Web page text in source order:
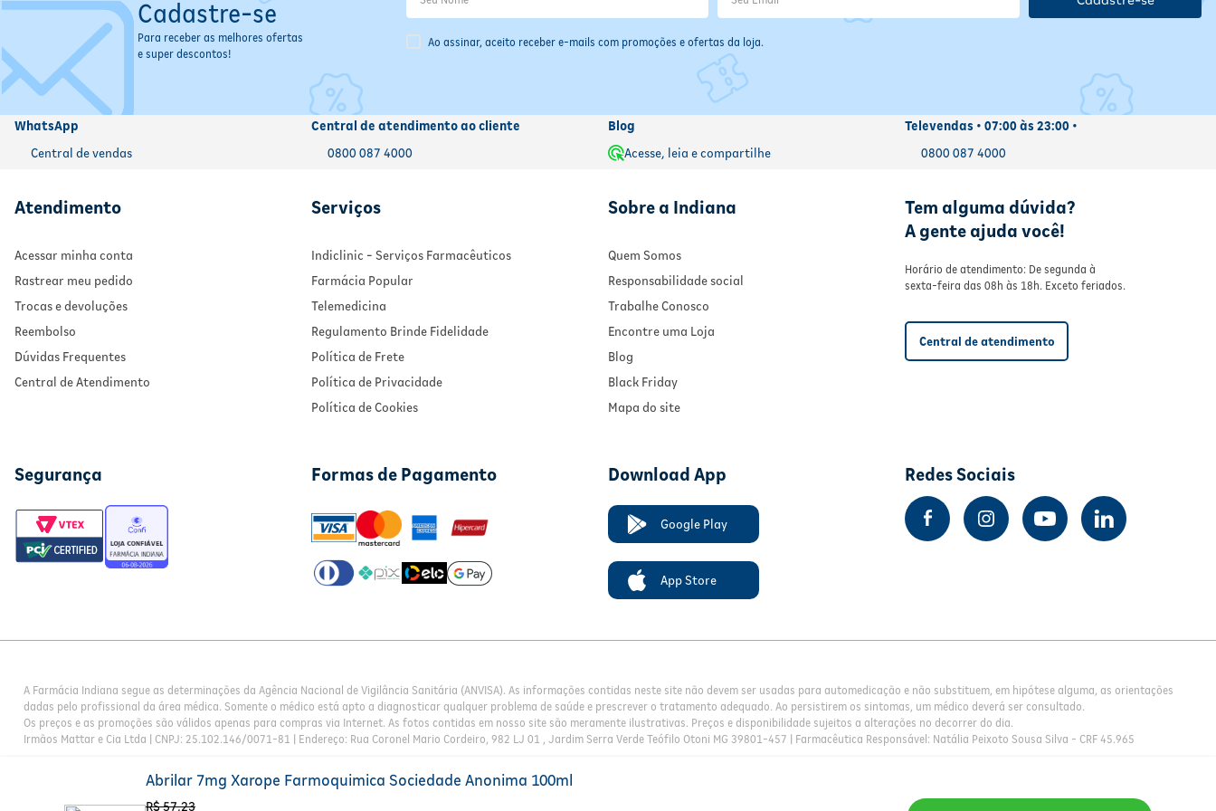
- Dose próxima: Se já estiver perto do horário da
próxima dose, pule a dose esquecida e retome o horário
- Nunca dobre a dose: Não tome duas doses ao mesmo
tempo para compensar o esquecimento — isso pode
causar efeitos adversos.
- Dúvidas persistentes: Em caso de dúvida, consulte o
Abrilar 7mg Xarope Farmoquimica Sociedade Anonima 100ml
R$57,23
- Lembre assim que possível: Se ainda falta bastante tempo para a próxima dose, tome o medicamento assim que lembrar.
- Dose próxima: Se já estiver perto do horário da próxima dose, pule a dose esquecida e retome o horário habitual.
- Nunca dobre a dose: Não tome duas doses ao mesmo tempo para compensar o esquecimento — isso pode causar efeitos adversos.
- Dúvidas persistentes: Em caso de dúvida, consulte o farmacêutico ou médico responsável antes de continuar o tratamento.
Cadastre-se
Para receber as melhores ofertas
e super descontos!
Ao assinar, aceito receber e-mails com promoções e ofertas da loja.
WhatsApp
Central de vendas
Central de atendimento ao cliente
0800 087 4000
Blog
Acesse, leia e compartilhe
Televendas • 07:00 às 23:00 •
0800 087 4000
Atendimento
Acessar minha conta
Rastrear meu pedido
Trocas e devoluções
Reembolso
Dúvidas Frequentes
Central de Atendimento
Serviços
Indiclinic - Serviços Farmacêuticos
Farmácia Popular
Telemedicina
Regulamento Brinde Fidelidade
Política de Frete
Política de Privacidade
Política de Cookies
Sobre a Indiana
Quem Somos
Responsabilidade social
Trabalhe Conosco
Encontre uma Loja
Blog
Black Friday
Mapa do site
Tem alguma dúvida?
A gente ajuda você!
Horário de atendimento: De segunda à
sexta-feira das 08h às 18h. Exceto feriados.
Central de atendimento
Segurança Formas de Pagamento Download App
Google Play
App Store
Redes Sociais
A Farmácia Indiana segue as determinações da Agência Nacional de Vigilância Sanitária (ANVISA). As informações contidas neste site não devem ser usadas para automedicação e não substituem, em hipótese alguma, as orientações
dadas pelo profissional da área médica. Somente o médico está apto a diagnosticar qualquer problema de saúde e prescrever o tratamento adequado. Ao persistirem os sintomas, um médico deverá ser consultado.
Os preços e as promoções são válidos apenas para compras via Internet. As fotos contidas em nosso site são meramente ilustrativas. Preços e disponibilidade sujeitos a alterações no decorrer do dia.
Irmãos Mattar e Cia Ltda | CNPJ: 25.102.146/0071-81 | Endereço: Rua Coronel Mario Cordeiro, 982 LJ 01 , Jardim Serra Verde Teófilo Otoni MG 39801-457 | Farmacêutica Responsável: Natália Peixoto Sousa Silva - CRF 45.965